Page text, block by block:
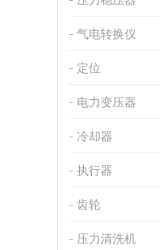
气电转换仪
定位
电力变压器
冷却器
执行器
齿轮
压力清洗机